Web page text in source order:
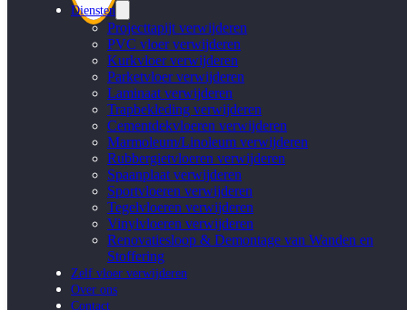
Diensten
Projecttapijt verwijderen
PVC vloer verwijderen
Kurkvloer verwijderen
Parketvloer verwijderen
Laminaat verwijderen
Trapbekleding verwijderen
Cementdekvloeren verwijderen
Marmoleum/Linoleum verwijderen
Rubbergietvloeren verwijderen
Spaanplaat verwijderen
Sportvloeren verwijderen
Tegelvloeren verwijderen
Vinylvloeren verwijderen
Renovatiesloop & Demontage van Wanden en
Stoffering
Zelf vloer verwijderen
Over ons
Contact